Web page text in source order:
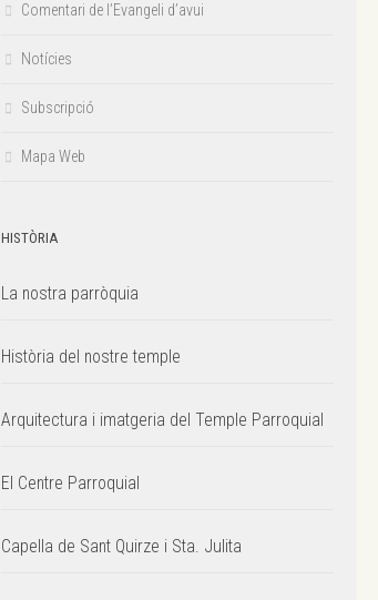
Comentari de l’Evangeli d’avui
Notícies
Subscripció
Mapa Web
HISTÒRIA
La nostra parròquia
Història del nostre temple
Arquitectura i imatgeria del Temple Parroquial
El Centre Parroquial
Capella de Sant Quirze i Sta. Julita